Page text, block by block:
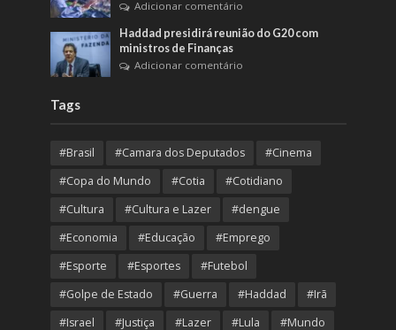
Adicionar comentário
Haddad presidirá reunião do G20 com
ministros de Finanças
Adicionar comentário
Tags
#Brasil #Camara dos Deputados
#Cinema
#Copa do Mundo
#Cotia
#Cotidiano
#Cultura
#Cultura e Lazer
#dengue
#Economia
#Educação
#Emprego
#Esporte
#Esportes
#Futebol
#Golpe de Estado
#Guerra #Haddad
#Irã
#Israel
#Justiça #Lazer #Lula
#Mundo